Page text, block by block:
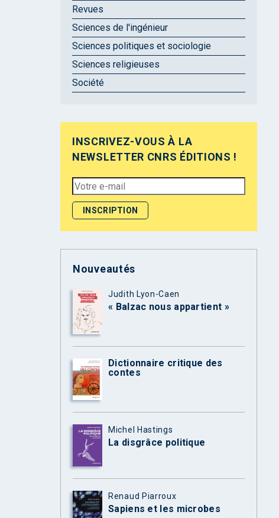
Revues
Sciences de l'ingénieur
Sciences politiques et sociologie
Sciences religieuses
Société
INSCRIVEZ-VOUS À LA
NEWSLETTER CNRS ÉDITIONS !
Nouveautés
Judith Lyon-Caen
« Balzac nous appartient »
Dictionnaire critique des
contes
Michel Hastings
La disgrâce politique
Renaud Piarroux
Sapiens et les microbes